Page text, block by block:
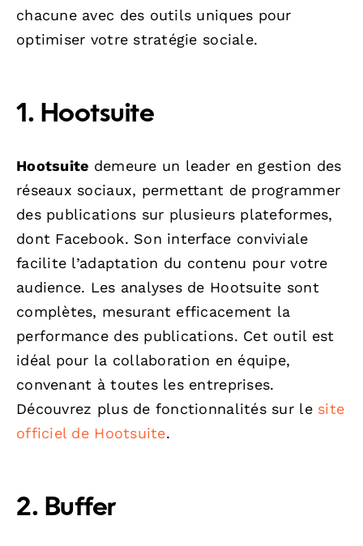
chacune avec des outils uniques pour
optimiser votre stratégie sociale.
1. Hootsuite
Hootsuite demeure un leader en gestion des
réseaux sociaux, permettant de programmer
des publications sur plusieurs plateformes,
dont Facebook. Son interface conviviale
facilite l’adaptation du contenu pour votre
audience. Les analyses de Hootsuite sont
complètes, mesurant efficacement la
performance des publications. Cet outil est
idéal pour la collaboration en équipe,
convenant à toutes les entreprises.
Découvrez plus de fonctionnalités sur le site
officiel de Hootsuite.
2. Buffer